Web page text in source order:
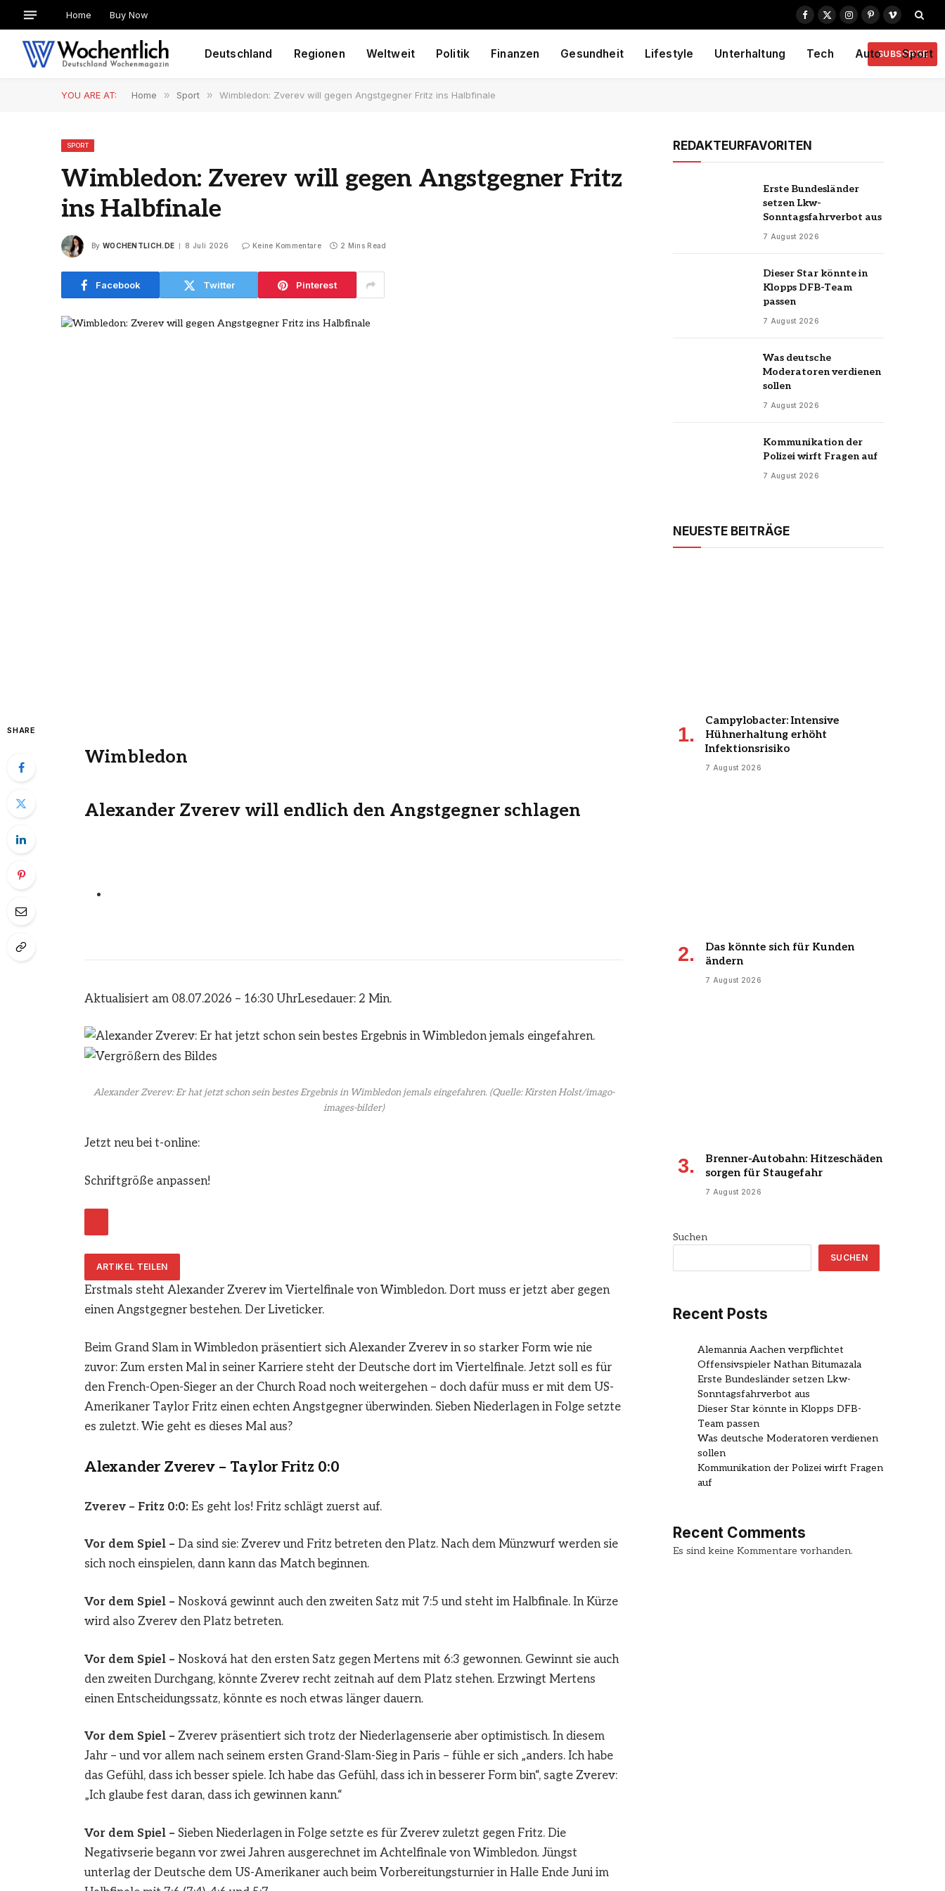
Home Buy Now
Facebook
X
Instagram
PinterestVimeo
Deutschland Regionen Weltweit Politik Finanzen Gesundheit Lifestyle Unterhaltung Tech Auto Sport
SUBSCRIBE
YOU ARE AT: Home » Sport » Wimbledon: Zverev will gegen Angstgegner Fritz ins Halbfinale
SPORT
Wimbledon: Zverev will gegen Angstgegner Fritz
ins Halbfinale
By WOCHENTLICH.DE 8 Juli 2026 Keine Kommentare 2 Mins Read
Facebook Twitter Pinterest
SHARE
Wimbledon
Alexander Zverev will endlich den Angstgegner schlagen
Aktualisiert am 08.07.2026 – 16:30 UhrLesedauer: 2 Min.
Alexander Zverev: Er hat jetzt schon sein bestes Ergebnis in Wimbledon jemals eingefahren.(Quelle: Kirsten Holst/imago-
images-bilder)
Jetzt neu bei t-online:
Schriftgröße anpassen!
ARTIKEL TEILEN
Erstmals steht Alexander Zverev im Viertelfinale von Wimbledon. Dort muss er jetzt aber gegen
einen Angstgegner bestehen. Der Liveticker.
Beim Grand Slam inWimbledonpräsentiert sichAlexander Zverevin so starker Form wie nie
zuvor: Zum ersten Mal in seiner Karriere steht der Deutsche dort im Viertelfinale. Jetzt soll es für
den French-Open-Sieger an der Church Road noch weitergehen – doch dafür muss er mit dem US-
Amerikaner Taylor Fritz einen echten Angstgegner überwinden. Sieben Niederlagen in Folge setzte
es zuletzt. Wie geht es dieses Mal aus?
Alexander Zverev – Taylor Fritz 0:0
Zverev – Fritz 0:0:Es geht los! Fritz schlägt zuerst auf.
Vor dem Spiel – Da sind sie: Zverev und Fritz betreten den Platz. Nach dem Münzwurf werden sie
sich noch einspielen, dann kann das Match beginnen.
Vor dem Spiel – Nosková gewinnt auch den zweiten Satz mit 7:5 und steht im Halbfinale. In Kürze
wird also Zverev den Platz betreten.
Vor dem Spiel – Nosková hat den ersten Satz gegen Mertens mit 6:3 gewonnen. Gewinnt sie auch
den zweiten Durchgang, könnte Zverev recht zeitnah auf dem Platz stehen. Erzwingt Mertens
einen Entscheidungssatz, könnte es noch etwas länger dauern.
Vor dem Spiel – Zverev präsentiert sich trotz der Niederlagenserie aber optimistisch. In diesem
Jahr – und vor allem nach seinem ersten Grand-Slam-Sieg in Paris – fühle er sich „anders. Ich habe
das Gefühl, dass ich besser spiele. Ich habe das Gefühl, dass ich in besserer Form bin“, sagte Zverev:
„Ich glaube fest daran, dass ich gewinnen kann.“
Vor dem Spiel – Sieben Niederlagen in Folge setzte es für Zverev zuletzt gegen Fritz. Die
Negativserie begann vor zwei Jahren ausgerechnet im Achtelfinale von Wimbledon. Jüngst
unterlag der Deutsche dem US-Amerikaner auch beim Vorbereitungsturnier in Halle Ende Juni im
REDAKTEURFAVORITEN
Erste Bundesländer
setzen Lkw-
Sonntagsfahrverbot aus
7 August 2026
Dieser Star könnte in
Klopps DFB-Team
passen
7 August 2026
Was deutsche
Moderatoren verdienen
sollen
7 August 2026
Kommunikation der
Polizei wirft Fragen auf
7 August 2026
NEUESTE BEITRÄGE
Campylobacter: Intensive
Hühnerhaltung erhöht
Infektionsrisiko
7 August 2026
Das könnte sich für Kunden
ändern
7 August 2026
Brenner-Autobahn: Hitzeschäden
sorgen für Staugefahr
7 August 2026
Suchen
SUCHEN
Recent Posts
Alemannia Aachen verpflichtet
Offensivspieler Nathan Bitumazala
Erste Bundesländer setzen Lkw-
Sonntagsfahrverbot aus
Dieser Star könnte in Klopps DFB-
Team passen
Was deutsche Moderatoren verdienen
sollen
Kommunikation der Polizei wirft Fragen
auf
Recent Comments
Es sind keine Kommentare vorhanden.